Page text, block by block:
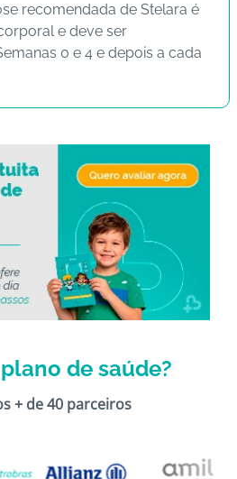
recomendada de Stelara é
e deve ser
0 e 4 e depois a cada
de saúde?
+ de 40 parceiros